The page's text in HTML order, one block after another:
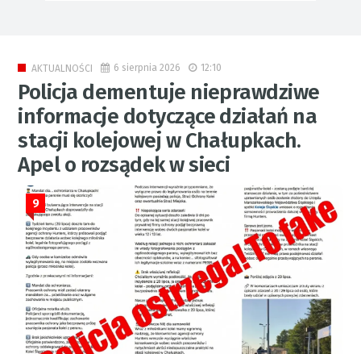
AKTUALNOŚCI 6 sierpnia 2026 12:10
Policja dementuje nieprawdziwe
informacje dotyczące działań na
stacji kolejowej w Chałupkach.
Apel o rozsądek w sieci
9